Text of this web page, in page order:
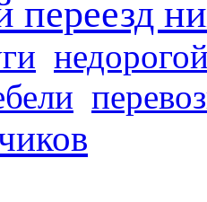
переезд